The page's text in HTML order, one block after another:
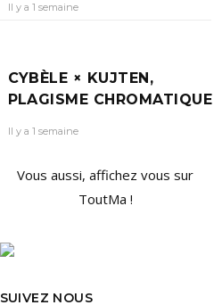
Il y a 1 semaine
CYBÈLE × KUJTEN,
PLAGISME CHROMATIQUE
Il y a 1 semaine
Vous aussi, affichez vous sur
ToutMa !
SUIVEZ NOUS